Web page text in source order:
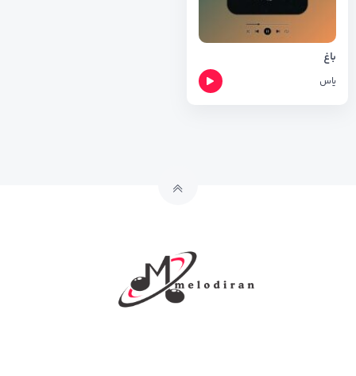
باغ
یاس